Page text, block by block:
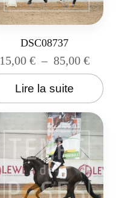
DSC08737
15,00€ – 85,00€
Lire la suite